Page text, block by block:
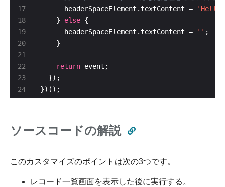
17
18
19
20
21
23
24
      headerSpaceElement.textContent =
'Hello
    }
else
      headerSpaceElement.textContent =
''
return
})();
ソースコードの解説
このカスタマイズのポイントは次の3つです。
レコード一覧画面を表示した後に実行する。